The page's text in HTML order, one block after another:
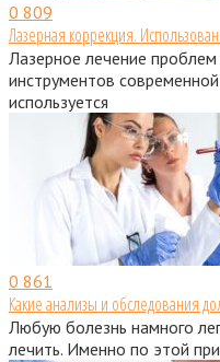
0 809
Лазерная коррекция.
Лазерное лечение
инструментов
используется
0 861
Какие анализы и обследования
Любую болезнь намного
лечить. Именно по этой